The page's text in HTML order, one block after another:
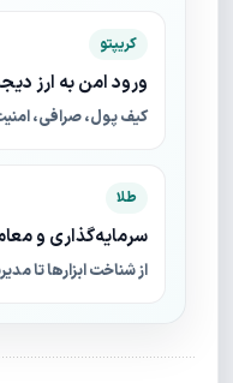
کریپتو
ورود امن به ارز
کیف پول، صرافی،
طلا
سرمایه‌گذاری و
از شناخت ابزارها تا